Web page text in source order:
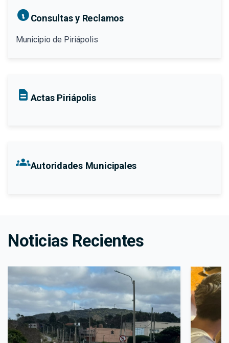
Consultas y Reclamos
Municipio de Piriápolis
Actas Piriápolis
groupsAutoridades Municipales
Noticias Recientes